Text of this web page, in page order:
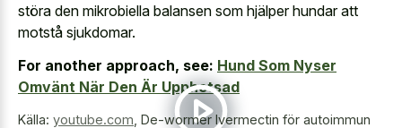
störa den mikrobiella balansen som hjälper hundar att
motstå sjukdomar.
For another approach, see: Hund Som Nyser
Omvänt När Den Är Upphetsad
Källa: youtube.com De-wormer Ivermectin för autoimmun